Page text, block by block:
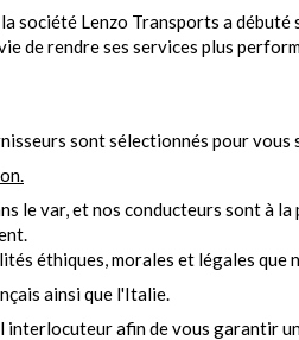
société Lenzo Transports a
de rendre ses services plus
sont sélectionnés pour
le var, et nos conducteurs sont à
éthiques, morales et légales que
ainsi que l'Italie.
interlocuteur afin de vous garantir